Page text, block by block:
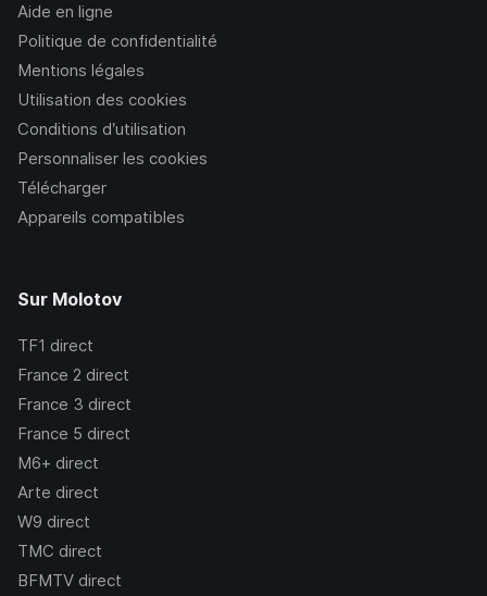
Aide en ligne
Politique de confidentialité
Mentions légales
Utilisation des cookies
Conditions d’utilisation
Personnaliser les cookies
Télécharger
Appareils compatibles
Sur Molotov
TF1 direct
France 2 direct
France 3 direct
France 5 direct
M6+ direct
Arte direct
W9 direct
TMC direct
BFMTV direct